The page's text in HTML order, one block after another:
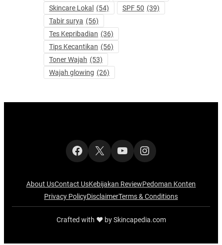
Skincare Lokal
(54) SPF 50 (39)
Tabir surya (56)
Tes Kepribadian (36)
Tips Kecantikan (56)
Toner Wajah (53)
Wajah glowing (26)
Facebook
X YouTubeInstagram
About UsContact UsKebijakan ReviewPedoman Konten
Privacy PolicyDisclaimerTerms & Conditions
Crafted with ‪‪❤︎‬ by Skincapedia.com